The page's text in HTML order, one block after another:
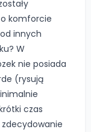
komforcie
innych
W
nie posiada
(rysują
czas